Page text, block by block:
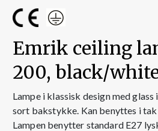
Emrik ceiling
200, black/
Lampe i klassisk design med
sort bakstykke. Kan benyttes i tak
Lampen benytter standard E27